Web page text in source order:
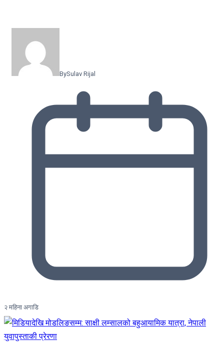
BySulav Rijal
२ महिना अगाडि